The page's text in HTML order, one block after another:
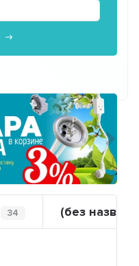
34 (без